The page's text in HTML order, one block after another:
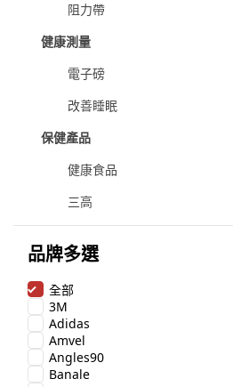
阻力帶
健康測量
電子磅
改善睡眠
保健產品
健康食品
三高
品牌多選
全部
3M
Adidas
Amvel
Angles90
Banale